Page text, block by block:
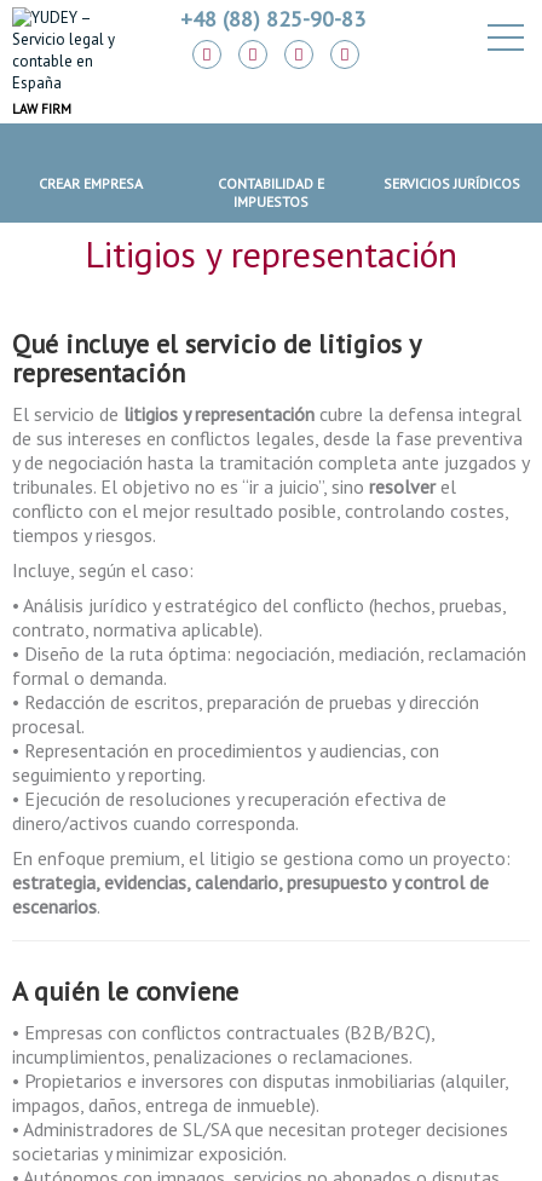
LAW FIRM
+48 (88) 825-90-83
CREAR EMPRESA
CONTABILIDAD E
IMPUESTOS
SERVICIOS JURÍDICOS
Litigios y representación
Qué incluye el servicio de litigios y
representación
El servicio de litigios y representación cubre la defensa integral
de sus intereses en conflictos legales, desde la fase preventiva
y de negociación hasta la tramitación completa ante juzgados y
tribunales. El objetivo no es “ir a juicio”, sino resolverel
conflicto con el mejor resultado posible, controlando costes,
tiempos y riesgos.
Incluye, según el caso:
• Análisis jurídico y estratégico del conflicto (hechos, pruebas,
contrato, normativa aplicable).
• Diseño de la ruta óptima: negociación, mediación, reclamación
formal o demanda.
• Redacción de escritos, preparación de pruebas y dirección
procesal.
• Representación en procedimientos y audiencias, con
seguimiento y reporting.
• Ejecución de resoluciones y recuperación efectiva de
dinero/activos cuando corresponda.
En enfoque premium, el litigio se gestiona como un proyecto:
estrategia, evidencias, calendario, presupuesto y control de
escenarios.
A quién le conviene
• Empresas con conflictos contractuales (B2B/B2C),
incumplimientos, penalizaciones o reclamaciones.
• Propietarios e inversores con disputas inmobiliarias (alquiler,
impagos, daños, entrega de inmueble).
• Administradores de SL/SA que necesitan proteger decisiones
societarias y minimizar exposición.